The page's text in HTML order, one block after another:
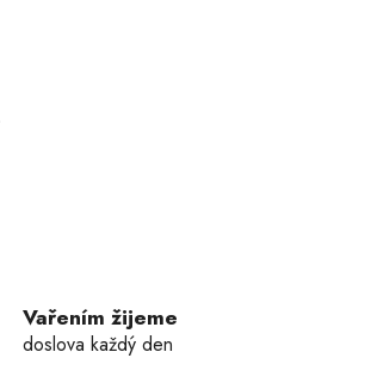
Vařením žijeme
doslova každý den